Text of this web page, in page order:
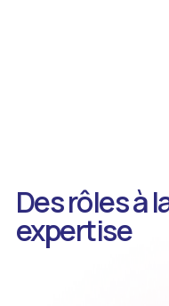
Des rôles à
expertise